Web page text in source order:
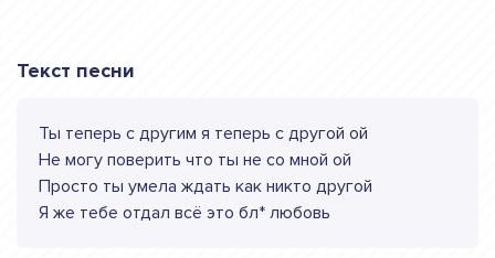
Текст песни
Ты теперь с другим я теперь с другой ой
Не могу поверить что ты не со мной ой
Просто ты умела ждать как никто другой
Я же тебе отдал всё это бл* любовь